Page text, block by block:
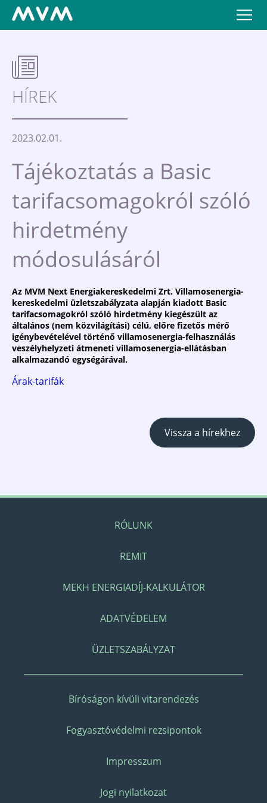
HÍREK
2023.02.01.
Tájékoztatás a Basic
tarifacsomagokról szóló
hirdetmény
módosulásáról
Az MVM Next Energiakereskedelmi Zrt. Villamosenergia-
kereskedelmi üzletszabályzata alapján kiadott Basic
tarifacsomagokról szóló hirdetmény kiegészült az
általános (nem közvilágítási) célú, előre fizetős mérő
igénybevételével történő villamosenergia-felhasználás
veszélyhelyzeti átmeneti villamosenergia-ellátásban
alkalmazandó egységárával.
Árak-tarifák
Vissza a hírekhez
RÓLUNK
REMIT
MEKH ENERGIADÍJ-KALKULÁTOR
ADATVÉDELEM
ÜZLETSZABÁLYZAT
Bíróságon kívüli vitarendezés
Fogyasztóvédelmi rezsipontok
Impresszum
Jogi nyilatkozat